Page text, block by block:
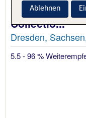
Collectio...
Dresden,
5.5 - 96 %
Ablehnen